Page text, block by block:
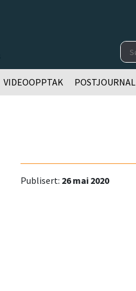
VIDEOOPPTAK POSTJOURNAL
Publisert: 26 mai 2020